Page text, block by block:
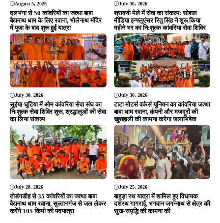
August 5, 2026
दलभंगा से 50 कांवरियों का जत्था बाबा
बैद्यनाथ धाम के लिए रवाना, भोलेनाथ मंदिर
में पूजा के बाद शुरू हुई यात्रा
July 30, 2026
श्रावणी मेले में सेवा का संकल्प: सोशल
मीडिया इन्फ्लुएंसर रितु सिंह ने शुरू किया
महीने भर का नि:शुल्क कांवरिया सेवा शिविर
July 30, 2026
सुईया-घुटिया में ओम कांवरिया सेवा संघ का
निःशुल्क सेवा शिविर शुरू, श्रद्धालुओं की सेवा
का लिया संकल्प
July 30, 2026
टाटा मोटर्स वर्कर्स यूनियन का कांवरिया जत्था
बाबा धाम रवाना, कंपनी और मजदूरों की
खुशहाली की कामना करेगा जलाभिषेक
July 28, 2026
तोडंगडीह से 35 कांवरियों का जत्था बाबा
वैद्यनाथ धाम रवाना, सुल्तानगंज से जल लेकर
करेंगे 105 किमी की पदयात्रा
July 25, 2026
बाहुड़ा रथ यात्रा में शामिल हुए विधायक
दशरथ गागराई, भगवान जगन्नाथ से क्षेत्र की
सुख-समृद्धि की कामना की